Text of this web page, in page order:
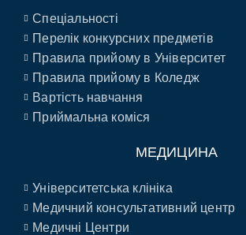
Спеціальності
Перелік конкурсних предметів
Правила прийому в Університет
Правила прийому в Коледж
Вартість навчання
Приймальна коміся
МЕДИЦИНА
Університетська клініка
Медичний консультативний центр
Медичні Центри